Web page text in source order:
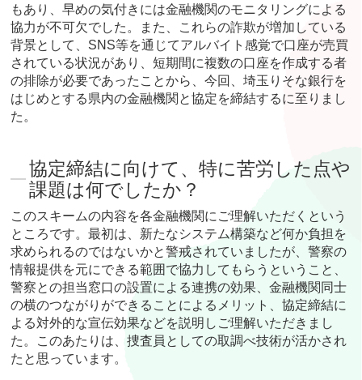
もあり、早めの気付きには金融機関のモニタリングによる
協力が不可欠でした。また、これらの詐欺が増加している
背景として、SNS等を通じてアルバイト感覚で口座が売買
されている状況があり、短期間に複数の口座を作成する者
の排除が必要であったことから、今回、埼玉りそな銀行を
はじめとする県内の金融機関と協定を締結するに至りまし
た。
協定締結に向けて、特に苦労した点や
課題は何でしたか？
このスキームの内容を各金融機関にご理解いただくという
ところです。最初は、新たなシステム構築など何か負担を
求められるのではないかと警戒されていましたが、警察の
情報提供を元にできる範囲で協力してもらうということ、
警察との担当窓口の設置による連携の効果、金融機関同士
の横のつながりができることによるメリット、協定締結に
よる対外的な宣伝効果などを説明しご理解いただきまし
た。このあたりは、捜査員としての取調べ技術が活かされ
たと思っています。